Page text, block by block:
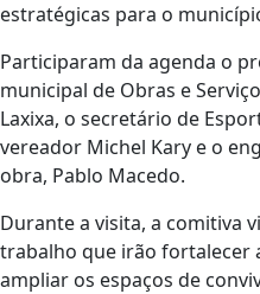
estratégicas para o
Participaram da agenda o
municipal de Obras e
Laxixa, o secretário de
vereador Michel Kary e o
obra, Pablo Macedo.
Durante a visita, a comitiva
trabalho que irão fortalecer
ampliar os espaços de